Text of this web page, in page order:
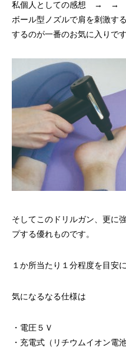
私個人としての感想 → → →
ボール型ノズルで肩を刺激す
するのが一番のお気に入りです
そしてこのドリルガン、更に
プする優れものです。
１か所当たり１分程度を目安
気になるなる仕様は
・電圧５Ｖ
・充電式（リチウムイオン電